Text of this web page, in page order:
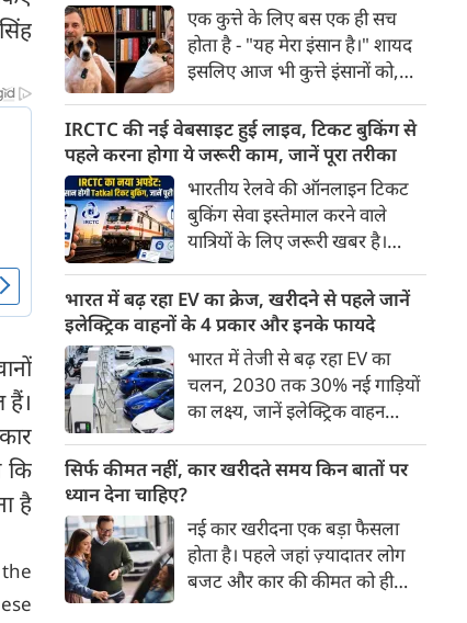
कि
है
अनुसार भारत विकसित देशों के
विपरीत समृद्ध बनने से पहले ही वृद्ध
होती आबादी वाले देश की श्रेणी में
पहुंच रहा है।
एक कुत्ते के लिए बस एक ही सच
होता है - "यह मेरा इंसान है।" शायद
इसलिए आज भी कुत्ते इंसानों को,
भू-राजनीति से लेकर कृत्रिम
बुद्धिमत्ता, जलवायु परिवर्तन से लेकर
क्रिकेट तक हर विषय पर बहस कर
सकते हैं, तो उस जीव पर भी एक
गंभीर चर्चा बनती है जिसने किसी भी
सभ्यता से पहले इंसान का साथ चुना
था। दुर्भाग्य यह है कि आज कुत्तों के
बारे में हमारी राय पशु-चिकित्सकों,
व्यवहार वैज्ञानिकों या विशेषज्ञों से
कम... और व्हाट्सऐप यूनिवर्सिटी से
ज़्यादा बनती है।
IRCTC की नई वेबसाइट हुई लाइव, टिकट बुकिंग से
पहले करना होगा ये जरूरी काम, जानें पूरा तरीका
भारतीय रेलवे की ऑनलाइन टिकट
बुकिंग सेवा इस्तेमाल करने वाले
यात्रियों के लिए जरूरी खबर है।
वेबसाइट का बीटा वर्जन लॉन्च कर
दिया है। करीब 24 साल पुराने
इंटरफेस के बाद वेबसाइट को नए
डिजाइन और कई नए फीचर्स के साथ
अपडेट किया गया है।
भारत में बढ़ रहा EV का क्रेज, खरीदने से पहले जानें
इलेक्ट्रिक वाहनों के 4 प्रकार और इनके फायदे
भारत में तेजी से बढ़ रहा EV का
चलन, 2030 तक 30% नई गाड़ियों
का लक्ष्य, जानें इलेक्ट्रिक वाहन
200 अरब रुपए का मौका
सिर्फ कीमत नहीं, कार खरीदते समय किन बातों पर
ध्यान देना चाहिए?
नई कार खरीदना एक बड़ा फैसला
होता है। पहले जहां ज़्यादातर लोग
बजट और कार की कीमत को ही